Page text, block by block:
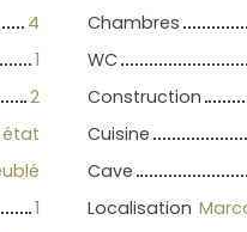
4 Chambres
1 WC
2 Construction
état Cuisine
Cave
1 Localisation